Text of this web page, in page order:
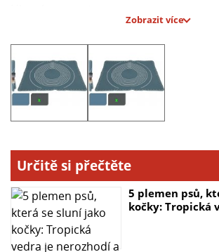
- Materiál: žáruvzdorný silikon.
Zobrazit více
Určitě si přečtěte
5 plemen psů,
kočky: Tropická